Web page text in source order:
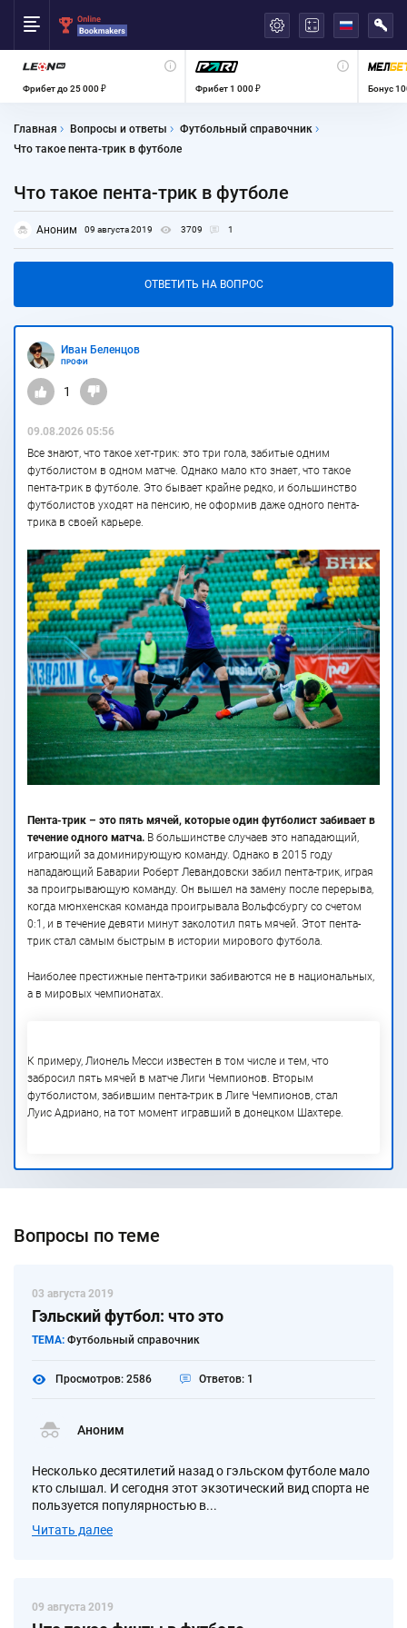
Фрибет до 25 000 ₽ Фрибет 1 000 ₽ Бонус
Главная Вопросы и ответы
Футбольный справочник
Что такое пента-трик в футболе
Что такое пента-трик в футболе
Аноним 09 августа 2019 3709 1
ОТВЕТИТЬ НА ВОПРОС
Иван Беленцов
ПРОФИ
1
09.08.2026 05:56
Все знают, что такое хет-трик: это три гола, забитые одним
футболистом в одном матче. Однако мало кто знает, что такое
пента-трик в футболе. Это бывает крайне редко, и большинство
футболистов уходят на пенсию, не оформив даже одного пента-
трика в своей карьере.
Пента-трик – это пять мячей, которые один футболист забивает в
течение одного матча. В большинстве случаев это нападающий,
играющий за доминирующую команду. Однако в 2015 году
нападающий Баварии Роберт Левандовски забил пента-трик, играя
за проигрывающую команду. Он вышел на замену после перерыва,
когда мюнхенская команда проигрывала Вольфсбургу со счетом
0:1, и в течение девяти минут заколотил пять мячей. Этот пента-
трик стал самым быстрым в истории мирового футбола.
Наиболее престижные пента-трики забиваются не в национальных,
а в мировых чемпионатах.
К примеру, Лионель Месси известен в том числе и тем, что
забросил пять мячей в матче Лиги Чемпионов. Вторым
футболистом, забившим пента-трик в Лиге Чемпионов, стал
Луис Адриано, на тот момент игравший в донецком Шахтере.
Вопросы по теме
03 августа 2019
Гэльский футбол: что это
ТЕМА: Футбольный справочник
Просмотров: 2586 Ответов: 1
Аноним
Несколько десятилетий назад о гэльском футболе мало
кто слышал. И сегодня этот экзотический вид спорта не
пользуется популярностью в...
Читать далее
09 августа 2019